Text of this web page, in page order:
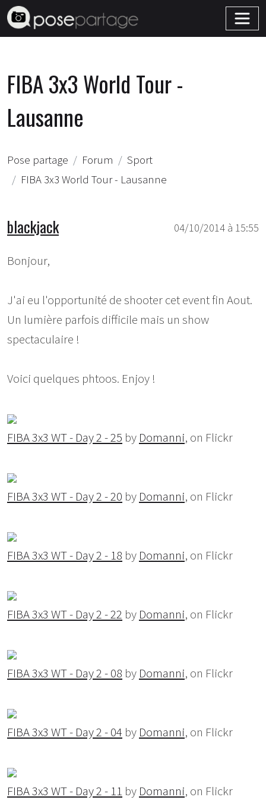
FIBA 3x3 World Tour -
Lausanne
Pose partage Forum
Sport
FIBA 3x3 World Tour - Lausanne
04/10/2014 à 15:55
blackjack
Bonjour,
J'ai eu l'opportunité de shooter cet event fin Aout.
Un lumière parfois difficile mais un show
spectaculaire !
Voici quelques phtoos. Enjoy !
FIBA 3x3 WT - Day 2 - 25 by Domanni, on Flickr
FIBA 3x3 WT - Day 2 - 20 by Domanni, on Flickr
FIBA 3x3 WT - Day 2 - 18 by Domanni, on Flickr
FIBA 3x3 WT - Day 2 - 22 by Domanni, on Flickr
FIBA 3x3 WT - Day 2 - 08 by Domanni, on Flickr
FIBA 3x3 WT - Day 2 - 04 by Domanni, on Flickr
FIBA 3x3 WT - Day 2 - 11 by Domanni, on Flickr